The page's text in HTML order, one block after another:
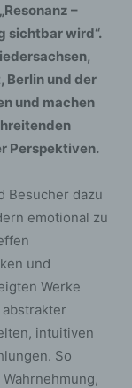
–
sichtbar wird“.
Berlin und der
und machen
Perspektiven.
Besucher dazu
emotional zu
und
Werke
intuitiven
So